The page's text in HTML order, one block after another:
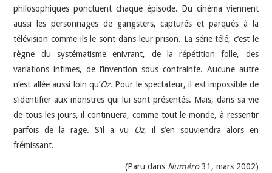
philosophiques ponctuent chaque épisode. Du cinéma viennent
aussi les personnages de gangsters, capturés et parqués à la
télévision comme ils le sont dans leur prison. La série télé, c’est le
règne du systématisme enivrant, de la répétition folle, des
variations infimes, de l’invention sous contrainte. Aucune autre
n’est allée aussi loin qu’Oz. Pour le spectateur, il est impossible de
s’identifier aux monstres qui lui sont présentés. Mais, dans sa vie
de tous les jours, il continuera, comme tout le monde, à ressentir
parfois de la rage. S’il a vu Oz, il s’en souviendra alors en
frémissant.
(Paru dans Numéro31, mars 2002)